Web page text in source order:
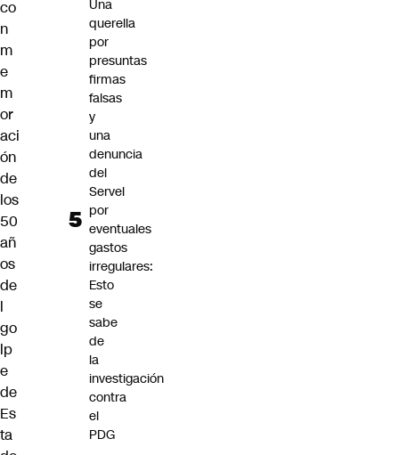
co
n
m
e
m
or
aci
ón
de
los
50
añ
os
de
l
go
lp
e
de
Es
ta
Una
querella
por
presuntas
firmas
falsas
y
una
denuncia
del
Servel
por
eventuales
gastos
irregulares:
Esto
se
sabe
de
la
investigación
contra
el
PDG